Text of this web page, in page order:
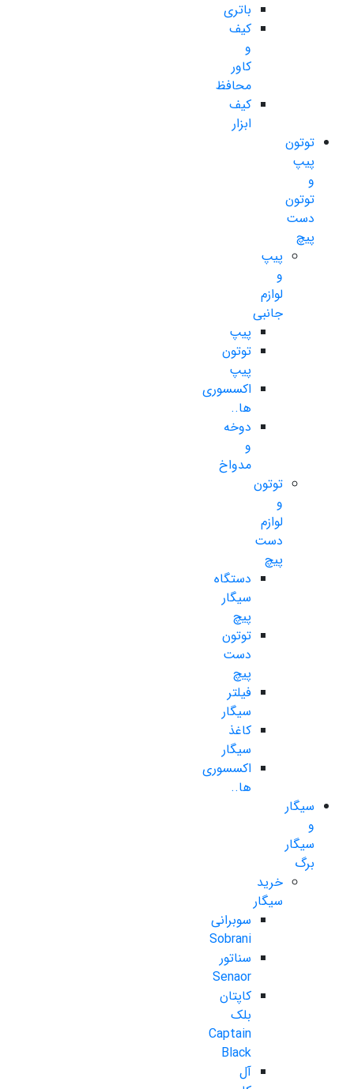
باتری
کیف
و
کاور
محافظ
کیف
ابزار
توتون
پیپ
و
توتون
دست
پیچ
پیپ
و
لوازم
جانبی
پیپ
توتون
پیپ
اکسسوری
ها..
دوخه
و
مدواخ
توتون
و
لوازم
دست
پیچ
دستگاه
سیگار
پیچ
توتون
دست
پیچ
فیلتر
سیگار
کاغذ
سیگار
اکسسوری
ها..
سیگار
و
سیگار
برگ
خرید
سیگار
سوبرانی
Sobrani
سناتور
Senaor
کاپتان
بلک
Captain
Black
آل